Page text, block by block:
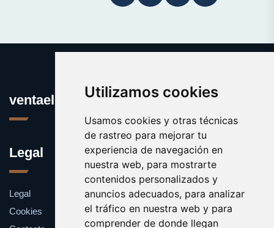
Utilizamos cookies
Usamos cookies y otras técnicas
de rastreo para mejorar tu
experiencia de navegación en
nuestra web, para mostrarte
contenidos personalizados y
anuncios adecuados, para analizar
el tráfico en nuestra web y para
comprender de donde llegan
ventaelectronica.es
Legal
Legal
Cookies